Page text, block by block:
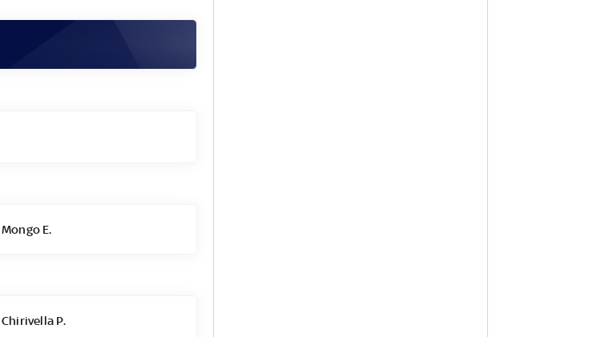
Mongo E.
Chirivella P.